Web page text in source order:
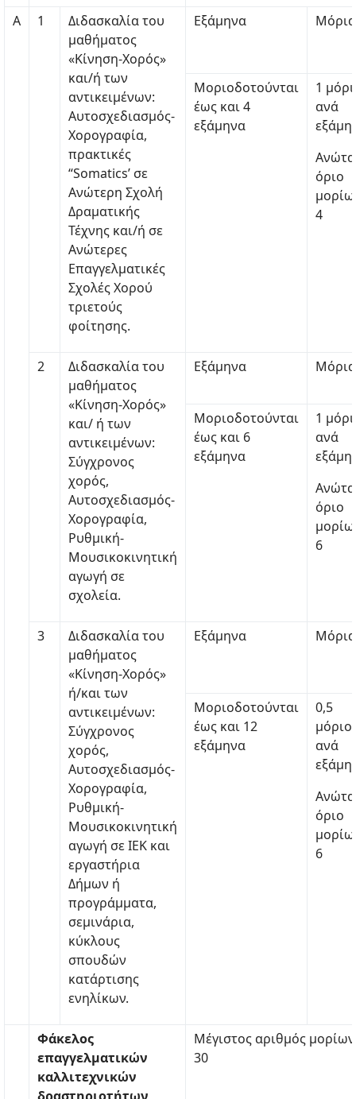
Α 1
Διδασκαλία του
μαθήματος
«Κίνηση-Χορός»
και/ή των
αντικειμένων:
Αυτοσχεδιασμός-
Χορογραφία,
πρακτικές
“Somatics’ σε
Ανώτερη Σχολή
Δραματικής
Τέχνης και/ή σε
Ανώτερες
Επαγγελματικές
Σχολές Χορού
τριετούς
φοίτησης.
Εξάμηνα Μόρια
Μοριοδοτούνται
έως και 4
εξάμηνα
1
ανά
όριο
4
2
Διδασκαλία του
μαθήματος
«Κίνηση-Χορός»
και/ ή των
αντικειμένων:
Σύγχρονος
χορός,
Αυτοσχεδιασμός-
Χορογραφία,
Ρυθμική-
Μουσικοκινητική
αγωγή σε
σχολεία.
Εξάμηνα Μόρια
Μοριοδοτούνται
έως και 6
εξάμηνα
1
ανά
όριο
6
3
Διδασκαλία του
μαθήματος
«Κίνηση-Χορός»
ή/και των
αντικειμένων:
Σύγχρονος
χορός,
Αυτοσχεδιασμός-
Χορογραφία,
Ρυθμική-
Μουσικοκινητική
αγωγή σε ΙΕΚ και
εργαστήρια
Δήμων ή
προγράμματα,
σεμινάρια,
κύκλους
σπουδών
κατάρτισης
ενηλίκων.
Εξάμηνα Μόρια
Μοριοδοτούνται
έως και 12
εξάμηνα
0,5
μόριο
ανά
όριο
6
Φάκελος
επαγγελματικών
καλλιτεχνικών
Μέγιστος αριθμός μορίων
30